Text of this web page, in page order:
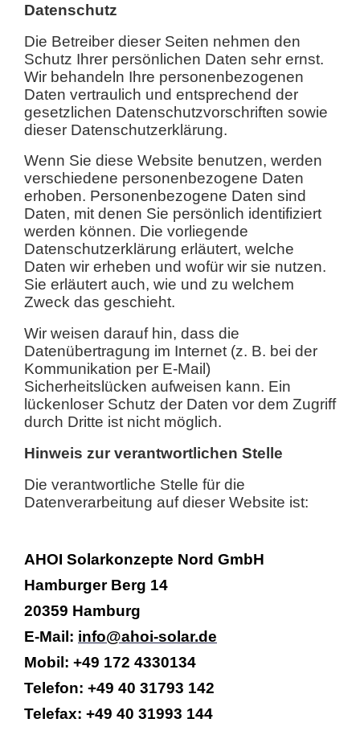
Datenschutz
Die Betreiber dieser Seiten nehmen den
Schutz Ihrer persönlichen Daten sehr ernst.
Wir behandeln Ihre personenbezogenen
Daten vertraulich und entsprechend der
gesetzlichen Datenschutzvorschriften sowie
dieser Datenschutzerklärung.
Wenn Sie diese Website benutzen, werden
verschiedene personenbezogene Daten
erhoben. Personenbezogene Daten sind
Daten, mit denen Sie persönlich identifiziert
werden können. Die vorliegende
Datenschutzerklärung erläutert, welche
Daten wir erheben und wofür wir sie nutzen.
Sie erläutert auch, wie und zu welchem
Zweck das geschieht.
Wir weisen darauf hin, dass die
Datenübertragung im Internet (z. B. bei der
Kommunikation per E-Mail)
Sicherheitslücken aufweisen kann. Ein
lückenloser Schutz der Daten vor dem Zugriff
durch Dritte ist nicht möglich.
Hinweis zur verantwortlichen Stelle
Die verantwortliche Stelle für die
Datenverarbeitung auf dieser Website ist:
AHOI Solarkonzepte Nord GmbH
Hamburger Berg 14
20359 Hamburg
E-Mail: info@ahoi-solar.de
Mobil: +49 172 4330134
Telefon: +49 40 31793 142
Telefax: +49 40 31993 144